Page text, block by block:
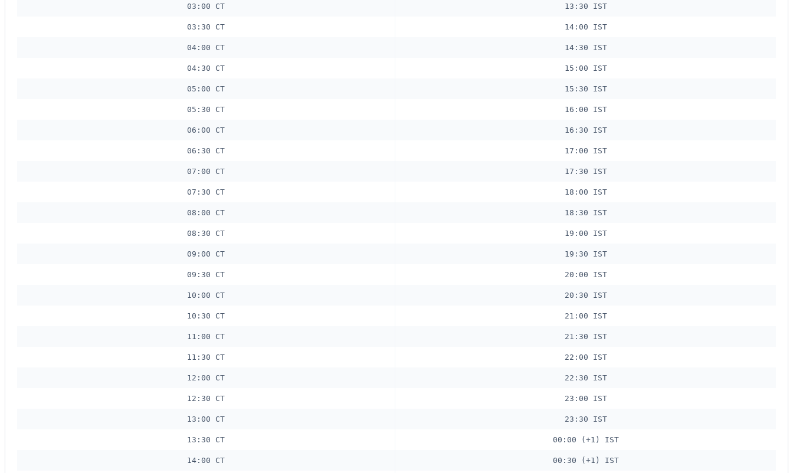
03:00 CT 13:30 IST
03:30 CT 14:00 IST
04:00 CT 14:30 IST
04:30 CT 15:00 IST
05:00 CT 15:30 IST
05:30 CT 16:00 IST
06:00 CT 16:30 IST
06:30 CT 17:00 IST
07:00 CT 17:30 IST
07:30 CT 18:00 IST
08:00 CT 18:30 IST
08:30 CT 19:00 IST
09:00 CT 19:30 IST
09:30 CT 20:00 IST
10:00 CT 20:30 IST
10:30 CT 21:00 IST
11:00 CT 21:30 IST
11:30 CT 22:00 IST
12:00 CT 22:30 IST
12:30 CT 23:00 IST
13:00 CT 23:30 IST
13:30 CT 00:00 (+1) IST
14:00 CT 00:30 (+1) IST